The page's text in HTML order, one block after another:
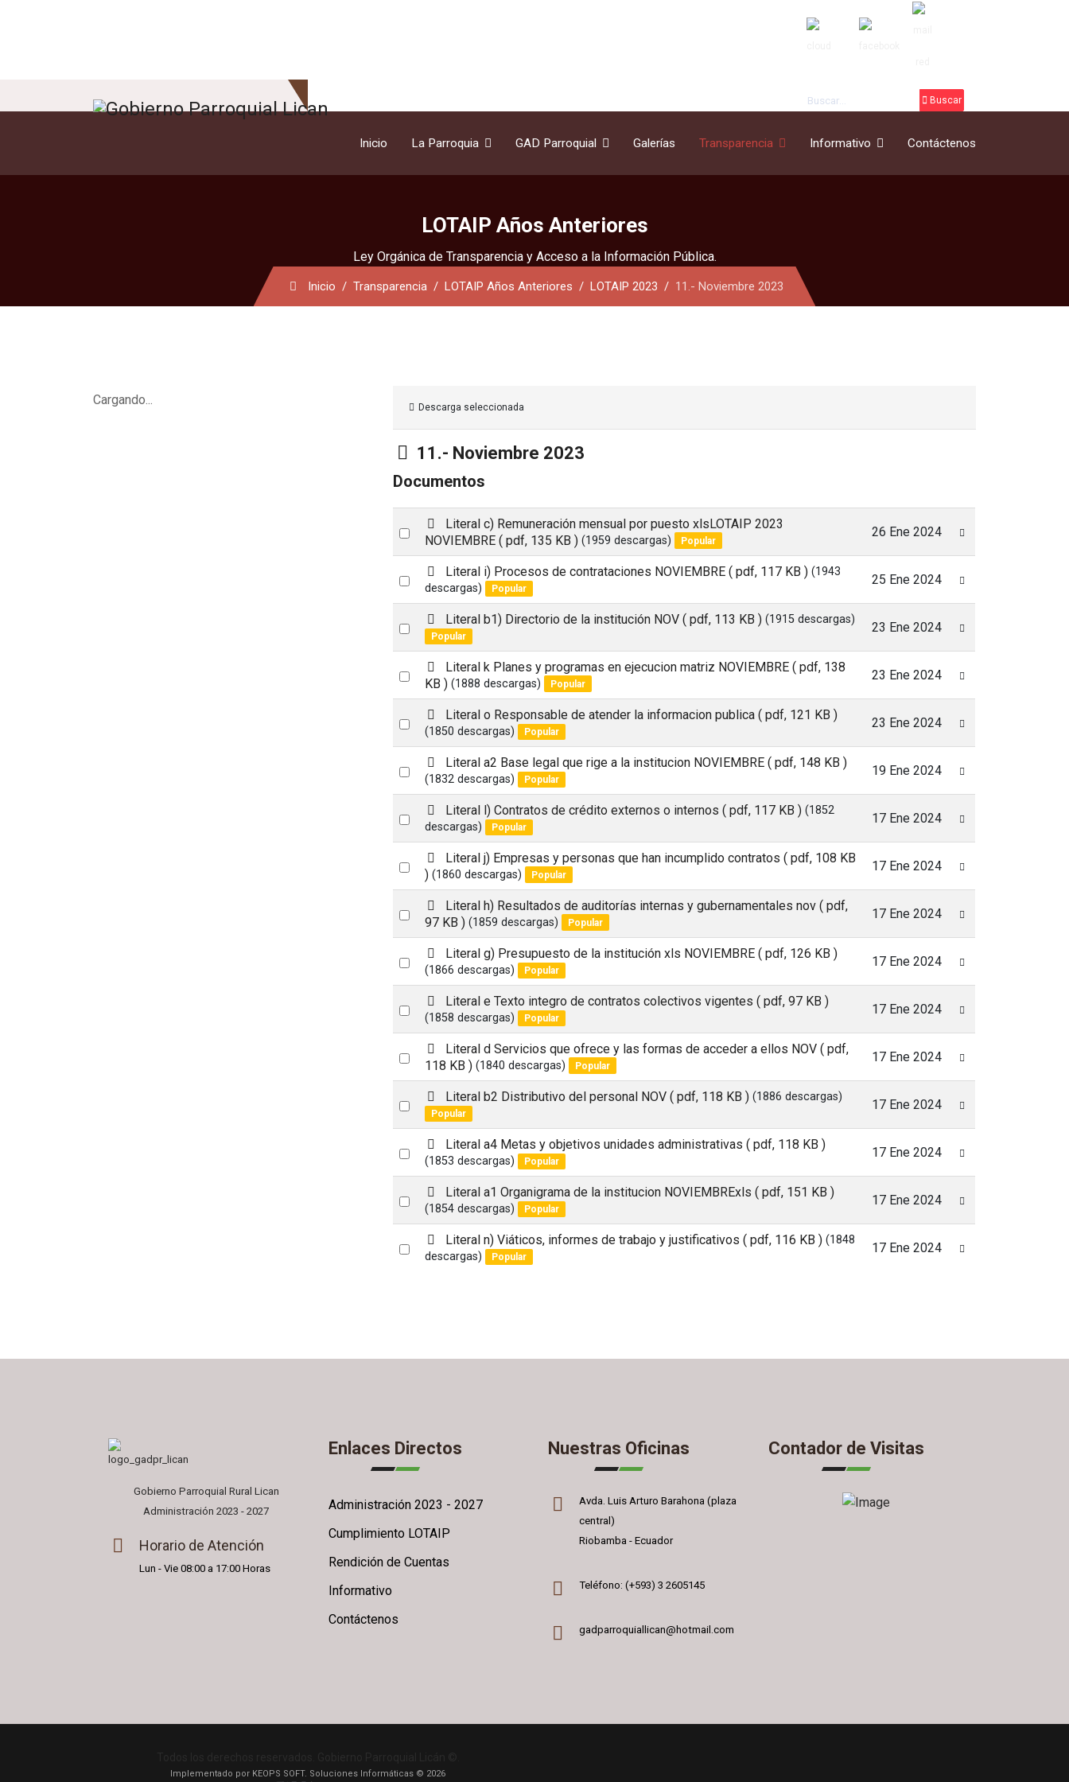
Buscar
Inicio La Parroquia GAD Parroquial Galerías Transparencia Informativo Contáctenos
LOTAIP Años Anteriores
Ley Orgánica de Transparencia y Acceso a la Información Pública.
Inicio Transparencia LOTAIP Años Anteriores LOTAIP 2023 11.- Noviembre 2023
Cargando...
Descarga seleccionada
Carpeta
11.- Noviembre 2023
Documentos
Select
an
item
p
d
f
Literal c) Remuneración mensual por puesto xlsLOTAIP 2023
NOVIEMBRE ( pdf, 135 KB ) (1959 descargas) Popular
26 Ene 2024
Select
an
item
p
d
f
Literal i) Procesos de contrataciones NOVIEMBRE ( pdf, 117 KB ) (1943
descargas)
Popular
25 Ene 2024
Select
an
item
p
d
f
Literal b1) Directorio de la institución NOV ( pdf, 113 KB ) (1915 descargas)
Popular
23 Ene 2024
Select
an
item
p
d
f
Literal k Planes y programas en ejecucion matriz NOVIEMBRE ( pdf, 138
KB ) (1888 descargas) Popular
23 Ene 2024
Select
an
item
p
d
f
Literal o Responsable de atender la informacion publica ( pdf, 121 KB )
(1850 descargas) Popular
23 Ene 2024
Select
an
item
p
d
f
Literal a2 Base legal que rige a la institucion NOVIEMBRE ( pdf, 148 KB )
(1832 descargas) Popular
19 Ene 2024
Select
an
item
p
d
f
Literal l) Contratos de crédito externos o internos ( pdf, 117 KB ) (1852
descargas)
Popular
17 Ene 2024
Select
an
item
p
d
f
Literal j) Empresas y personas que han incumplido contratos ( pdf, 108 KB
) (1860 descargas) Popular
17 Ene 2024
Select
an
item
p
d
f
Literal h) Resultados de auditorías internas y gubernamentales nov ( pdf,
97 KB ) (1859 descargas) Popular
17 Ene 2024
Select
an
item
p
d
f
Literal g) Presupuesto de la institución xls NOVIEMBRE ( pdf, 126 KB )
(1866 descargas) Popular
17 Ene 2024
Select
an
item
p
d
f
Literal e Texto integro de contratos colectivos vigentes ( pdf, 97 KB )
(1858 descargas) Popular
17 Ene 2024
Select
an
item
p
d
f
Literal d Servicios que ofrece y las formas de acceder a ellos NOV ( pdf,
118 KB ) (1840 descargas) Popular
17 Ene 2024
Select
an
item
p
d
f
Literal b2 Distributivo del personal NOV ( pdf, 118 KB ) (1886 descargas)
Popular
17 Ene 2024
Select
an
item
p
d
f
Literal a4 Metas y objetivos unidades administrativas ( pdf, 118 KB )
(1853 descargas) Popular
17 Ene 2024
Select
an
item
p
d
f
Literal a1 Organigrama de la institucion NOVIEMBRExls ( pdf, 151 KB )
(1854 descargas) Popular
17 Ene 2024
Select
p
d
Literal n) Viáticos, informes de trabajo y justificativos ( pdf, 116 KB ) (1848
descargas)
Popular
17 Ene 2024
Gobierno Parroquial Rural Lican
Administración 2023 - 2027
Horario de Atención
Lun - Vie 08:00 a 17:00 Horas
Enlaces Directos
Administración 2023 - 2027
Cumplimiento LOTAIP
Rendición de Cuentas
Informativo
Contáctenos
Nuestras Oficinas
Avda. Luis Arturo Barahona (plaza
central)
Riobamba - Ecuador
Teléfono: (+593) 3 2605145
gadparroquiallican@hotmail.com
Contador de Visitas
Implementado por KEOPS SOFT. Soluciones Informáticas © 2026